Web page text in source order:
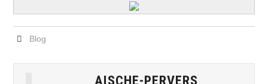
Blog
AISCHE-PERVERS